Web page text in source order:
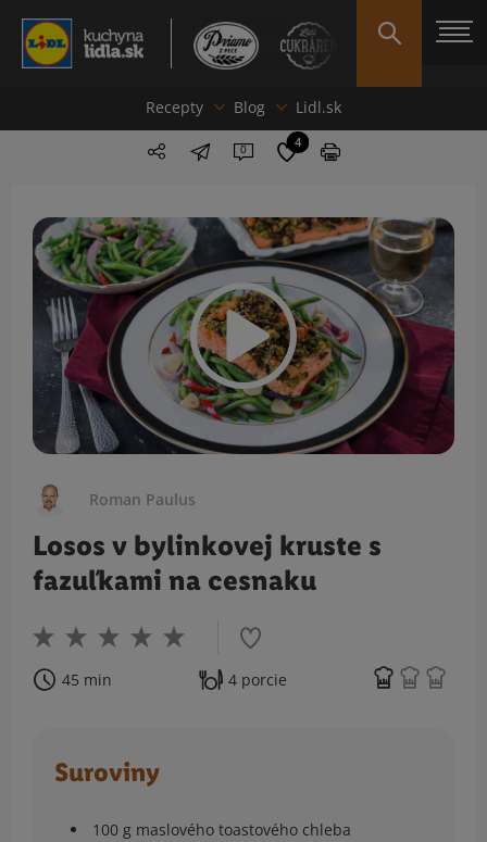
Recepty Blog Lidl.sk
0 4
Roman Paulus
Losos v bylinkovej kruste s
fazuľkami na cesnaku
45 min 4 porcie
Suroviny
100 g maslového toastového chleba